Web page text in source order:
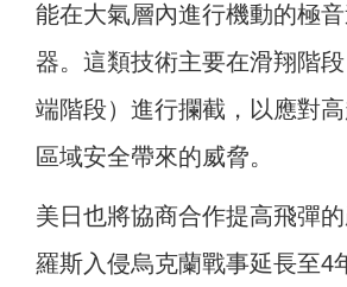
能在大氣層內進行機動的極
器。這類技術主要在滑翔階
端階段）進行攔截，以應對
區域安全帶來的威脅。
美日也將協商合作提高飛彈
羅斯入侵烏克蘭戰事延長至4